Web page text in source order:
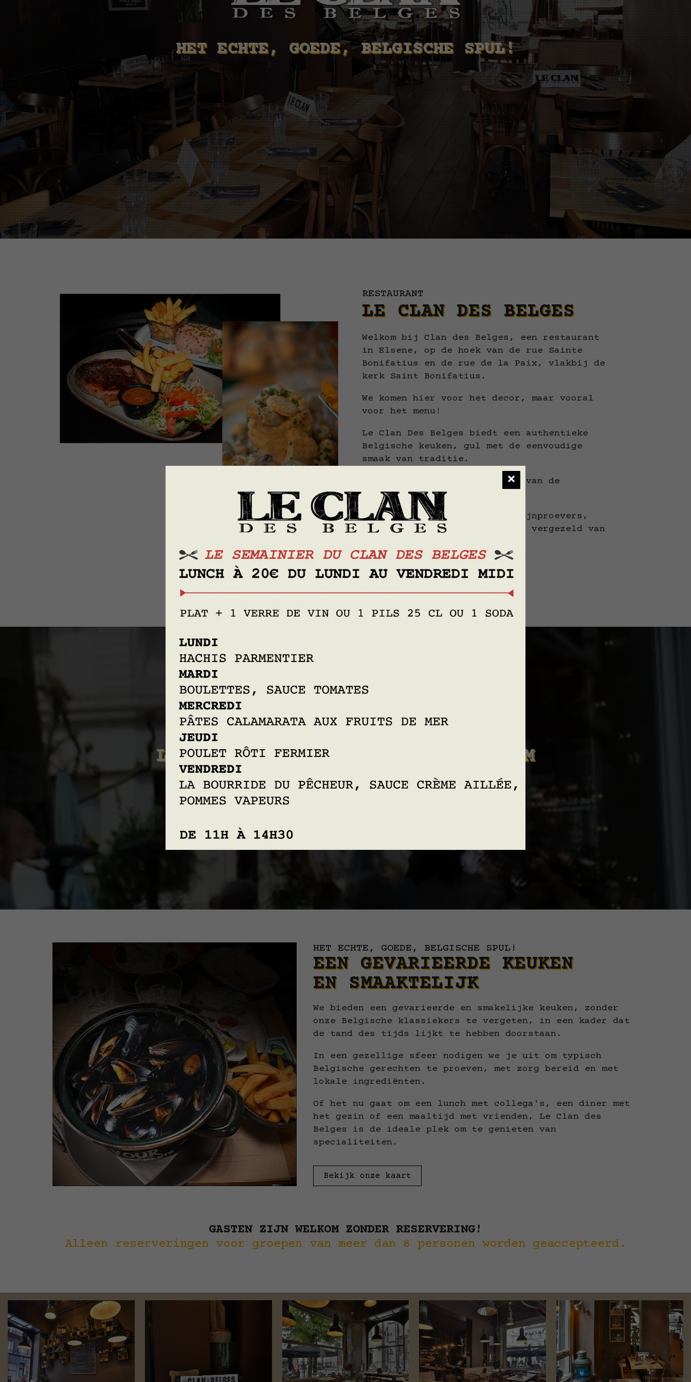
×
HET ECHTE, GOEDE, BELGISCHE SPUL!
RESTAURANT
LE CLAN DES BELGES
Welkom bij Clan des Belges, een restaurant
in Elsene, op de hoek van de rue Sainte
Bonifatius en de rue de la Paix, vlakbij de
kerk Saint Bonifatius.
We komen hier voor het decor, maar vooral
voor het menu!
Le Clan Des Belges biedt een authentieke
Belgische keuken, gul met de eenvoudige
smaak van traditie.
Een keuken waar de kwaliteit van de
producten primeert.
Ons menu is ontworpen voor fijnproevers,
vernieuwd met de seizoenen en vergezeld van
Neem contact met ons op
LE CLAN DES BELGES HEET U WELKOM
IN HET HART VAN ELSENE
HET ECHTE, GOEDE, BELGISCHE SPUL!
EEN GEVARIEERDE KEUKEN
EN SMAAKTELIJK
We bieden een gevarieerde en smakelijke keuken, zonder
onze Belgische klassiekers te vergeten, in een kader dat
de tand des tijds lijkt te hebben doorstaan.
In een gezellige sfeer nodigen we je uit om typisch
Belgische gerechten te proeven, met zorg bereid en met
lokale ingrediënten.
Of het nu gaat om een lunch met collega's, een diner met
het gezin of een maaltijd met vrienden, Le Clan des
Belges is de ideale plek om te genieten van
specialiteiten.
Bekijk onze kaart
GASTEN ZIJN WELKOM ZONDER RESERVERING!
Alleen reserveringen voor groepen van meer dan 8 personen worden geaccepteerd.